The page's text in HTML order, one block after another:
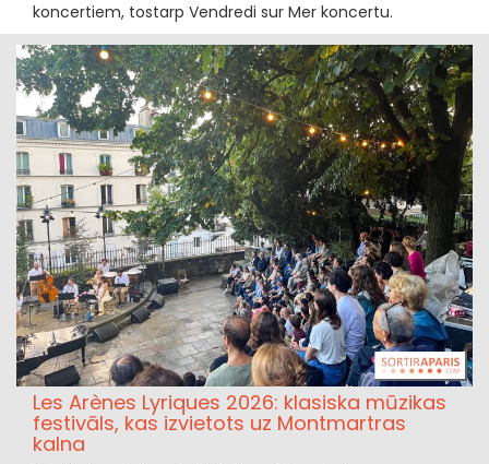
koncertiem, tostarp Vendredi sur Mer koncertu.
Les Arènes Lyriques 2026: klasiska mūzikas
festivāls, kas izvietots uz Montmartras
kalna